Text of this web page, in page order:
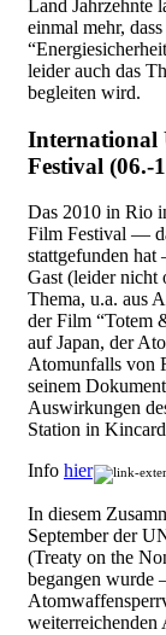
Land Jahrzehnte
einmal mehr,
leider auch das
begleiten wird.
International
Festival (06.-
Das 2010 in Rio
Film Festival —
stattgefunden
Gast (leider nicht
Thema, u.a. aus
der Film “Totem
auf Japan, der
Atomunfalls von
seinem
Auswirkungen
Station in
Info hier
In diesem
September der
(Treaty on the
begangen wurde
weiterreichenden